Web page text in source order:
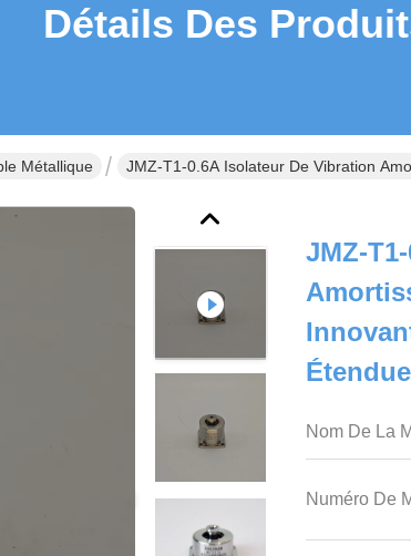
Détails Des
Métallique JMZ-T1-0.6A Isolateur De Vibration
JMZ-
Nom De La
Numéro De